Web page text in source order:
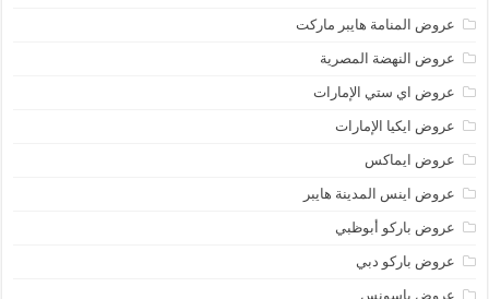
عروض المنامة هايبر ماركت
عروض النهضة المصرية
عروض اي ستي الإمارات
عروض ايكيا الإمارات
عروض ايماكس
عروض اينس المدينة هايبر
عروض باركو أبوظبي
عروض باركو دبي
عروض باسونس